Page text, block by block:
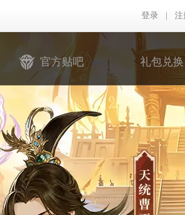
登录 注
官方贴吧 礼包兑换